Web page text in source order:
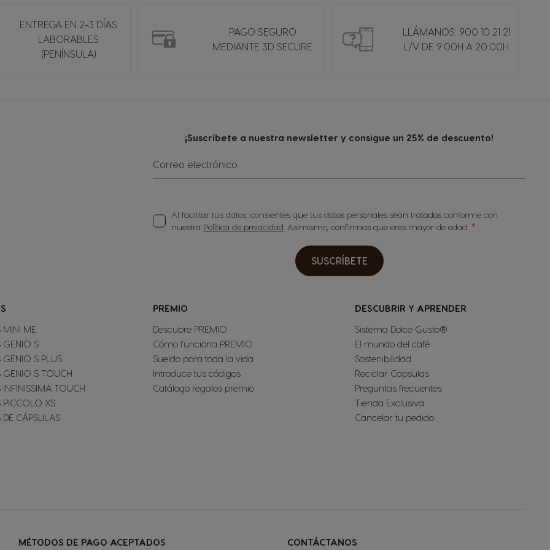
ENTREGA EN 2-3 DÍAS
LABORABLES
(PENÍNSULA)
PAGO SEGURO
MEDIANTE 3D SECURE
LLÁMANOS: 900 10 21 21
L/V DE 9:00H A 20:00H.
¡Suscríbete a nuestra newsletter y consigue un 25% de descuento!
Correo electrónico
Al facilitar tus datos, consientes que tus datos personales sean tratados conforme con
nuestra Política de privacidad . Asimismo, confirmas que eres mayor de edad.
SUSCRÍBETE
MINI ME
GENIO S
GENIO S PLUS
GENIO S TOUCH
INFINISSIMA TOUCH
PICCOLO XS
CÁPSULAS
PREMIO
Descubre PREMIO
Cómo funciona PREMIO
Sueldo para toda la vida
Introduce tus códigos
Catálogo regalos premio
DESCUBRIR Y APRENDER
Sistema Dolce Gusto®
El mundo del café
Sostenibilidad
Reciclar Capsulas
Preguntas frecuentes
Tienda Exclusiva
Cancelar tu pedido
MÉTODOS DE PAGO ACEPTADOS CONTÁCTANOS